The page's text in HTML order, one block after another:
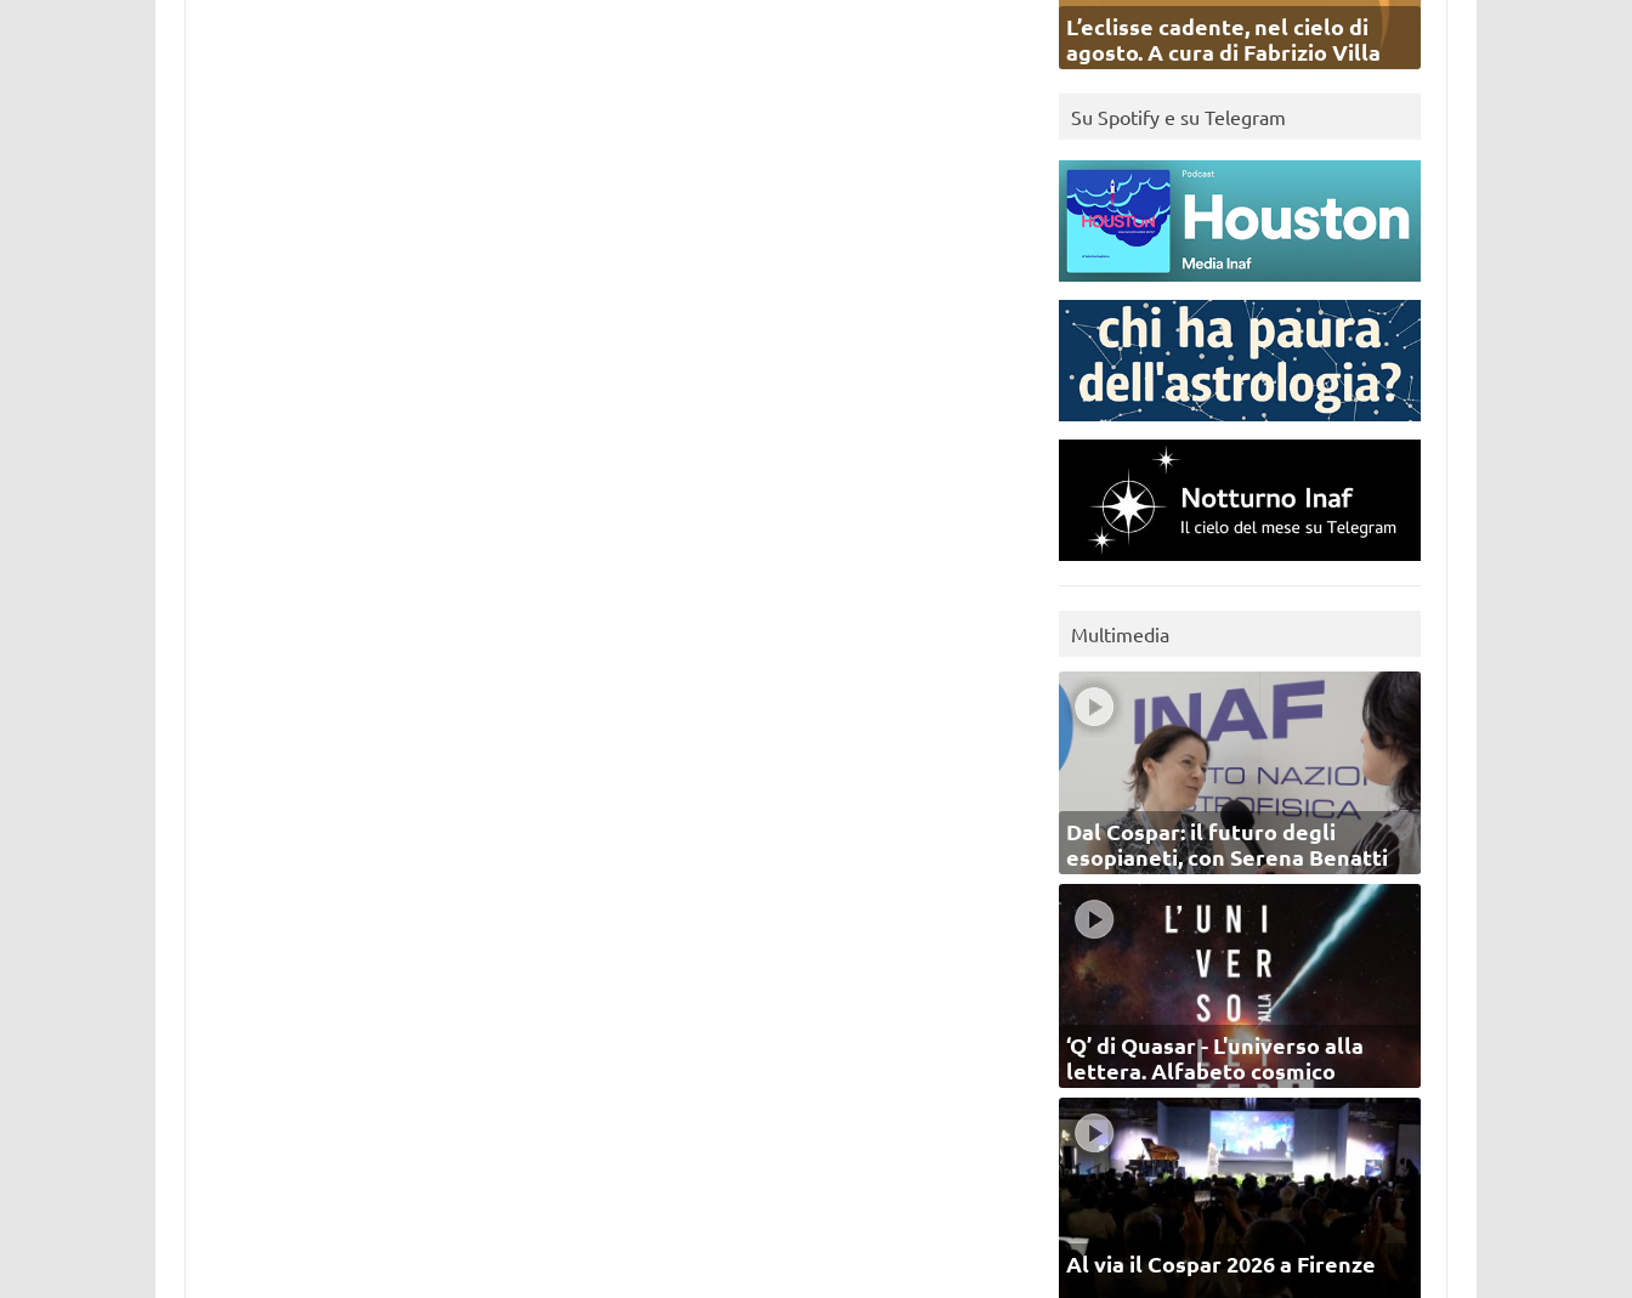
L’eclisse cadente, nel cielo di
agosto. A cura di Fabrizio Villa
Su Spotify e su Telegram
Multimedia
Dal Cospar: il futuro degli
esopianeti, con Serena Benatti
‘Q’ di Quasar - L'universo alla
lettera. Alfabeto cosmico
Al via il Cospar 2026 a Firenze